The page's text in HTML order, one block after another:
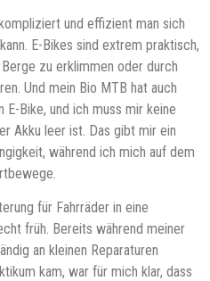
und effizient man sich
E-Bikes sind extrem praktisch,
zu erklimmen oder durch
Und mein Bio MTB hat auch
Bike, und ich muss mir keine
Akku leer ist. Das gibt mir ein
während ich mich auf dem
für Fahrräder in eine
früh. Bereits während meiner
an kleinen Reparaturen
kam, war für mich klar, dass